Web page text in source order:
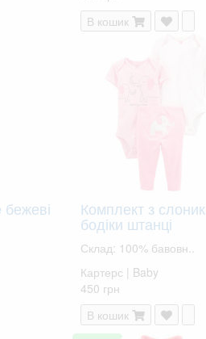
В кошик
Комплект з
бодіки штанці
Склад: 100% бавовн..
Картерс | Baby
450 грн
В кошик